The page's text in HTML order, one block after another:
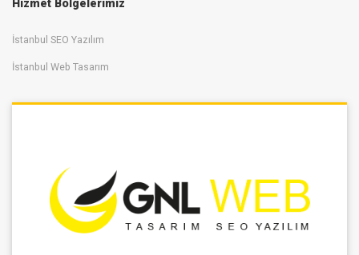
Hizmet Bölgelerimiz
İstanbul SEO Yazılım
İstanbul Web Tasarım